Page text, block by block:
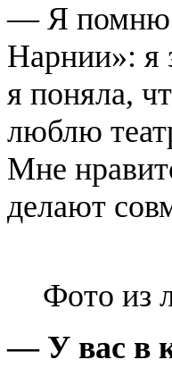
— Я помню
Нарнии»: я
я поняла,
люблю
Мне
делают
Фото из
— У вас в